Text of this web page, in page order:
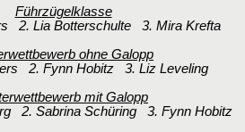
Führzügelklasse
2. Lia Botterschulte 3. Mira Krefta
ohne Galopp
2. Fynn Hobitz 3. Liz Leveling
mit Galopp
2. Sabrina Schüring 3. Fynn Hobitz